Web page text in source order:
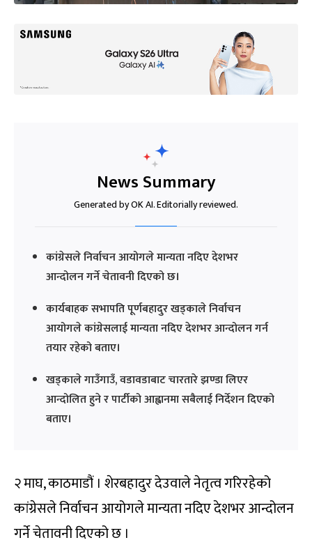
News Summary
Generated by OK AI. Editorially reviewed.
कांग्रेसले निर्वाचन आयोगले मान्यता नदिए देशभर
आन्दोलन गर्ने चेतावनी दिएको छ।
कार्यबाहक सभापति पूर्णबहादुर खड्काले निर्वाचन
आयोगले कांग्रेसलाई मान्यता नदिए देशभर आन्दोलन गर्न
तयार रहेको बताए।
खड्काले गाउँगाउँ, वडावडाबाट चारतारे झण्डा लिएर
आन्दोलित हुने र पार्टीको आह्वानमा सबैलाई निर्देशन दिएको
बताए।
२ माघ, काठमाडौं । शेरबहादुर देउवाले नेतृत्व गरिरहेको
कांग्रेसले निर्वाचन आयोगले मान्यता नदिए देशभर आन्दोलन
गर्ने चेतावनी दिएको छ ।